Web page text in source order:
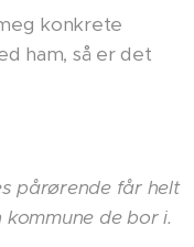
konkrete
ham, så er det
pårørende får helt
de bor i.